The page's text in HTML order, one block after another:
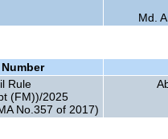
Md.
Rule
(FM))/2025
No.357 of 2017)